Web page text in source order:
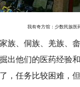
我有奇方馆：少数民族医
、侗族、羌族、畲
出他们的医药经验
，任务比较困难，